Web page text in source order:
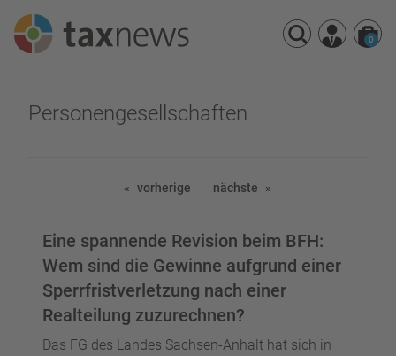
Seminare
0
Personengesellschaften
vorherige nächste
Eine spannende Revision beim BFH:
Wem sind die Gewinne aufgrund einer
Sperrfristverletzung nach einer
Realteilung zuzurechnen?
Das FG des Landes Sachsen-Anhalt hat sich in